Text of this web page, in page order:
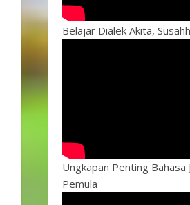
Belajar Dialek Akita,
Ungkapan Penting Bahasa
Pemula